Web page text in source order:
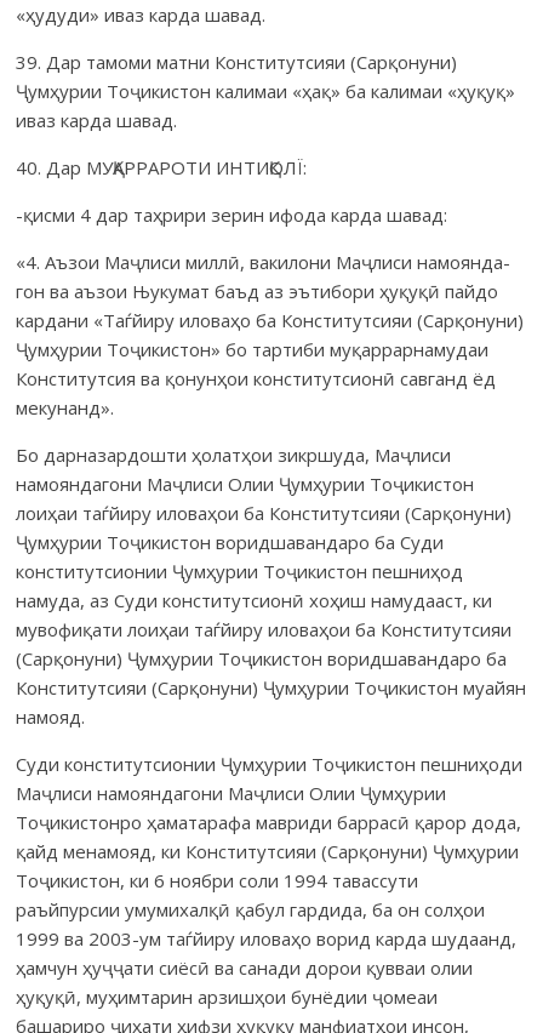
«ҳудуди» иваз карда шавад.
39. Дар тамоми матни Конститутсияи (Сарқонуни)
Ҷумҳурии Тоҷикистон калимаи «ҳақ» ба калимаи «ҳуқуқ»
иваз карда шавад.
40. Дар МУҚАРРАРОТИ ИНТИҚОЛЇ:
-қисми 4 дар таҳрири зерин ифода карда шавад:
«4. Аъзои Маҷлиси миллӣ, вакилони Маҷлиси намоян­да­
гон ва аъзои Њукумат баъд аз эътибори ҳуқуқӣ пайдо
кардани «Таѓйиру ило­ваҳо ба Конститутсияи (Сарқонуни)
Ҷумҳурии Тоҷикистон» бо тартиби муқаррарнамудаи
Конститутсия ва қонунҳои конститутсионӣ савганд ёд
мекунанд».
Бо дарназардошти ҳолатҳои зикршуда, Маҷлиси
намоян­да­гони Маҷ­лиси Олии Ҷумҳурии Тоҷикистон
лоиҳаи таѓйиру ило­ваҳои ба Конс­титутсияи (Сарқонуни)
Ҷум­ҳурии Тоҷикистон ворид­шавандаро ба Суди
конститутсионии Ҷумҳурии Тоҷи­кис­тон пешниҳод
намуда, аз Суди конс­титутсионӣ хоҳиш на­му­да­­аст, ки
мувофиқати лоиҳаи таѓйиру иловаҳои ба Консти­тут­сияи
(Сарқонуни) Ҷумҳурии Тоҷикистон ворид­шавандаро ба
Кон­сти­­тут­сияи (Сарқонуни) Ҷумҳурии Тоҷикистон муайян
намояд.
Суди конститутсионии Ҷумҳурии Тоҷикистон пешниҳоди
Маҷлиси намояндагони Маҷлиси Олии Ҷумҳурии
Тоҷикистон­ро ҳаматарафа мав­ри­ди баррасӣ қарор дода,
қайд мена­мояд, ки Конститутсияи (Сарқонуни) Ҷумҳурии
Тоҷикистон, ки 6 ноябри соли 1994 тавассути
раъйпурсии умумихалқӣ қабул гардида, ба он солҳои
1999 ва 2003-ум таѓйиру ило­ваҳо ворид карда шудаанд,
ҳамчун ҳуҷҷати сиёсӣ ва санади дорои қувваи олии
ҳуқуқӣ, муҳимтарин арзишҳои бунё­дии ҷомеаи
башариро ҷиҳати ҳифзи ҳуқуқу манфиатҳои инсон,